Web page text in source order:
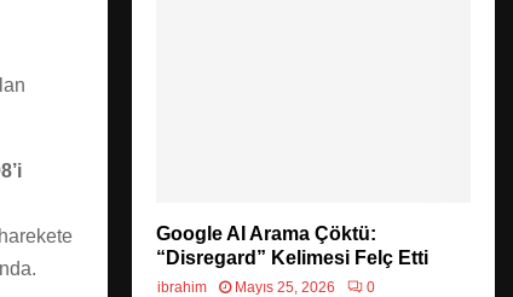
Google AI Arama Çöktü:
“Disregard” Kelimesi Felç Etti
ibrahim Mayıs 25, 2026 0